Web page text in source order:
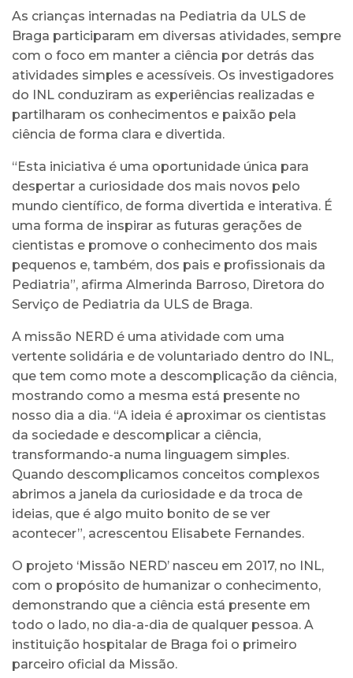
As crianças internadas na Pediatria da ULS de
Braga participaram em diversas atividades, sempre
com o foco em manter a ciência por detrás das
atividades simples e acessíveis. Os investigadores
do INL conduziram as experiências realizadas e
partilharam os conhecimentos e paixão pela
ciência de forma clara e divertida.
“Esta iniciativa é uma oportunidade única para
despertar a curiosidade dos mais novos pelo
mundo científico, de forma divertida e interativa. É
uma forma de inspirar as futuras gerações de
cientistas e promove o conhecimento dos mais
pequenos e, também, dos pais e profissionais da
Pediatria”, afirma Almerinda Barroso, Diretora do
Serviço de Pediatria da ULS de Braga.
A missão NERD é uma atividade com uma
vertente solidária e de voluntariado dentro do INL,
que tem como mote a descomplicação da ciência,
mostrando como a mesma está presente no
nosso dia a dia. “A ideia é aproximar os cientistas
da sociedade e descomplicar a ciência,
transformando-a numa linguagem simples.
Quando descomplicamos conceitos complexos
abrimos a janela da curiosidade e da troca de
ideias, que é algo muito bonito de se ver
acontecer”, acrescentou Elisabete Fernandes.
O projeto ‘Missão NERD’ nasceu em 2017, no INL,
com o propósito de humanizar o conhecimento,
demonstrando que a ciência está presente em
todo o lado, no dia-a-dia de qualquer pessoa. A
instituição hospitalar de Braga foi o primeiro
parceiro oficial da Missão.